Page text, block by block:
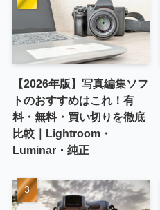
【2026年版】写真編集ソフ
トのおすすめはこれ！有
料・無料・買い切りを徹底
比較｜Lightroom・
Luminar・純正